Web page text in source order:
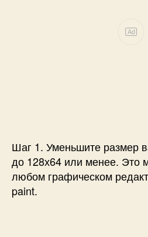
Ad
Шаг 1. Уменьшите размер
до 128х64 или менее. Это
любом графическом
paint.